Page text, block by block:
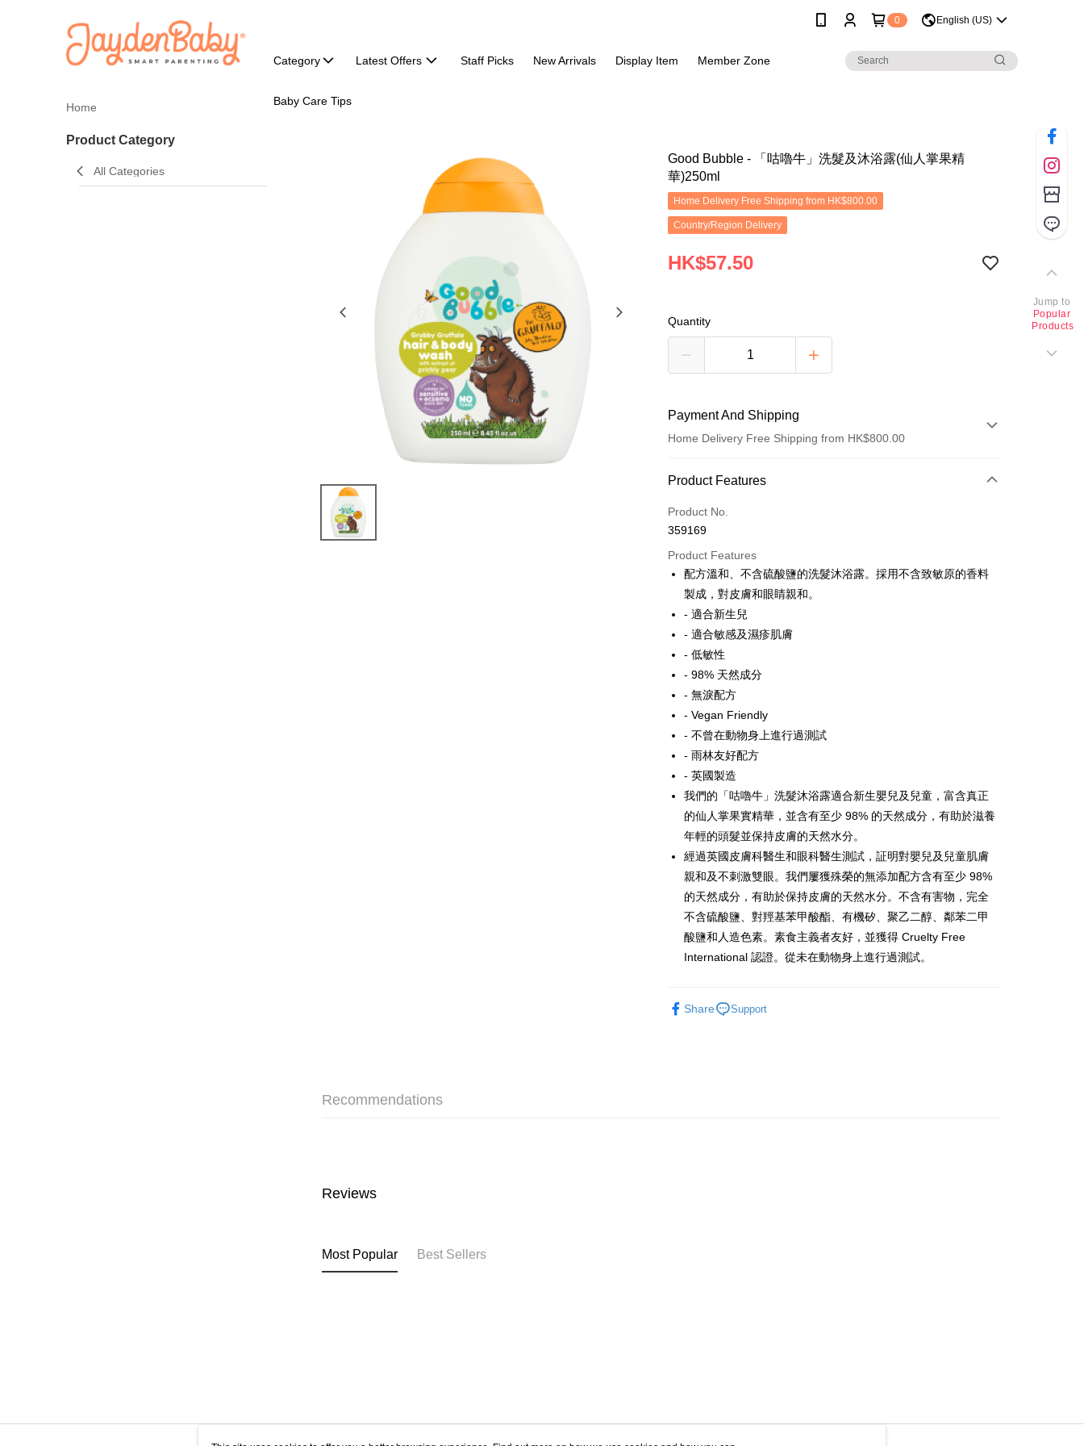
0 English (US)
Category Latest Offers Staff Picks New Arrivals Display Item Member Zone
Baby Care Tips
Home
Product Category
All Categories
Good Bubble - 「咕嚕牛」洗髮及沐浴露(仙人掌果精
華)250ml
Home Delivery Free Shipping from HK$800.00
Country/Region Delivery
HK$57.50
Quantity
Payment And Shipping
Home Delivery Free Shipping from HK$800.00
Payment Method
Credit Card
Apple Pay
Google Pay
AlipayHK
WeChat Pay
Shipping Method
Home Delivery
HK$55.00/order | Free shipping on orders of HK$800.00 or more
Product Features
Product No.
359169
Product Features
配方溫和、不含硫酸鹽的洗髮沐浴露。採用不含致敏原的香料
製成，對皮膚和眼睛親和。
- 適合新生兒
- 適合敏感及濕疹肌膚
- 低敏性
- 98% 天然成分
- 無淚配方
- Vegan Friendly
- 不曾在動物身上進行過測試
- 雨林友好配方
- 英國製造
我們的「咕嚕牛」洗髮沐浴露適合新生嬰兒及兒童，富含真正
的仙人掌果實精華，並含有至少 98% 的天然成分，有助於滋養
年輕的頭髮並保持皮膚的天然水分。
經過英國皮膚科醫生和眼科醫生測試，証明對嬰兒及兒童肌膚
親和及不刺激雙眼。我們屢獲殊榮的無添加配方含有至少 98%
的天然成分，有助於保持皮膚的天然水分。不含有害物，完全
不含硫酸鹽、對羥基苯甲酸酯、有機矽、聚乙二醇、鄰苯二甲
酸鹽和人造色素。素食主義者友好，並獲得 Cruelty Free
International 認證。從未在動物身上進行過測試。
Share Support
Recommendations
Reviews
Most Popular Best Sellers
Jump to
Popular
Products